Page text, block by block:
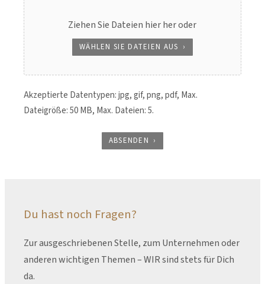
Ziehen Sie Dateien hier her oder
WÄHLEN SIE DATEIEN AUS
Akzeptierte Datentypen: jpg, gif, png, pdf, Max.
Dateigröße: 50 MB, Max. Dateien: 5.
ABSENDEN
Du hast noch Fragen?
Zur ausgeschriebenen Stelle, zum Unternehmen oder
anderen wichtigen Themen – WIR sind stets für Dich
da.